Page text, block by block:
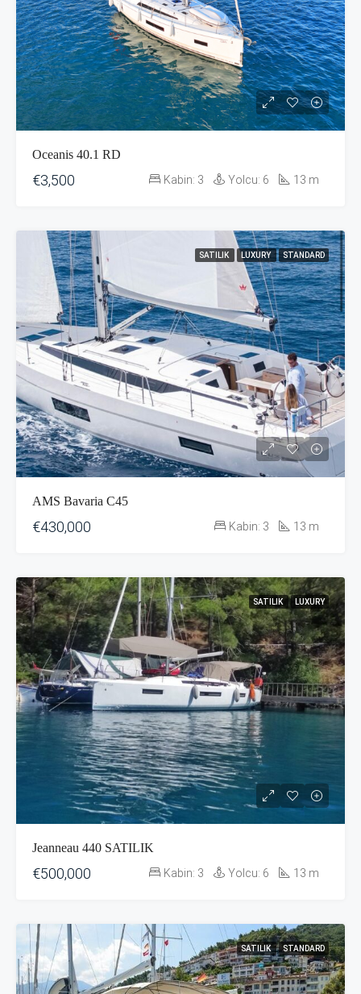
Oceanis 40.1 RD
€3,500 Kabin: 3 Yolcu: 6 13 m
SATILIK LUXURY STANDARD
AMS Bavaria C45
€430,000 Kabin: 3 13 m
SATILIK LUXURY
Jeanneau 440 SATILIK
€500,000 Kabin: 3 Yolcu: 6 13 m
SATILIK STANDARD